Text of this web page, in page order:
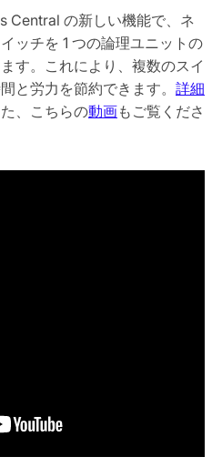
Central の新しい機能で、ネ
ッチを 1 つの論理ユニットの
す。これにより、複数のスイ
と労力を節約できます。 詳細
、こちらの動画もご覧くださ